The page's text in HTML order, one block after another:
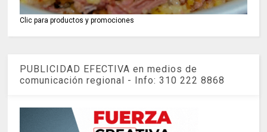
Clic para productos y promociones
PUBLICIDAD EFECTIVA en medios de
comunicación regional - Info: 310 222 8868